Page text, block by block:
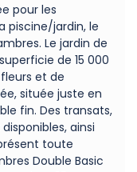
pour les
piscine/jardin, le
Le jardin de
de 15 000
et de
située juste en
fin. Des transats,
ainsi
toute
Double Basic